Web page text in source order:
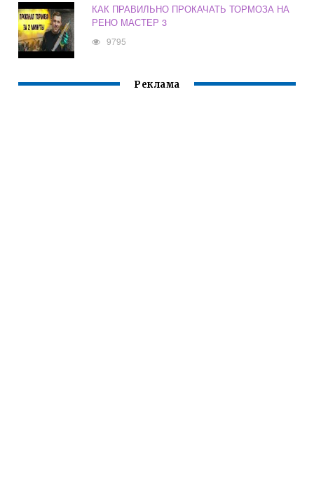
КАК ПРАВИЛЬНО ПРОКАЧАТЬ ТОРМОЗА НА
РЕНО МАСТЕР 3
9795
Реклама